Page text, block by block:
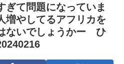
ぎて問題になっていま
増やしてるアフリカを
ないでしょうかー ひ